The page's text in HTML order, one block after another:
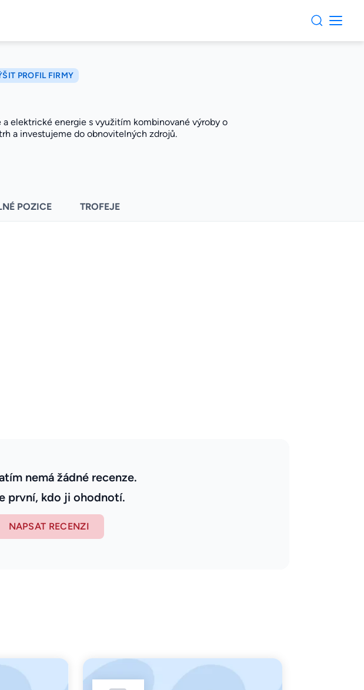
PROFIL FIRMY
elektrické energie s využitím kombinované výroby o
a investujeme do obnovitelných zdrojů.
POZICE TROFEJE
nemá žádné recenze.
první, kdo ji ohodnotí.
NAPSAT RECENZI